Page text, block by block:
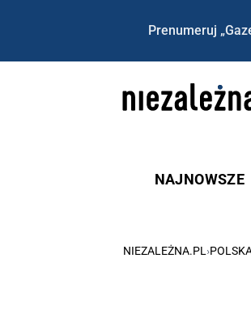
Prenumeruj
NAJNOWSZE
NIEZALEŻNA.PL ›